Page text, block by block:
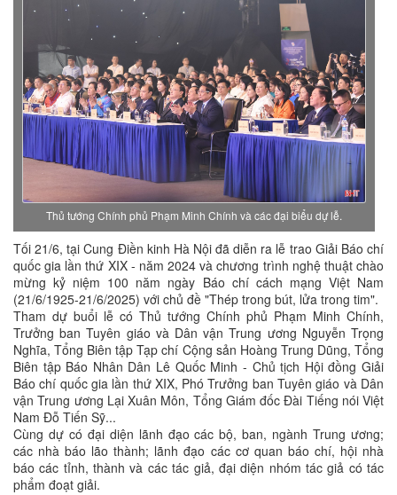
Thủ tướng Chính phủ Phạm Minh Chính và các đại biểu dự lễ.
Tối 21/6, tại Cung Điền kinh Hà Nội đã diễn ra lễ trao Giải Báo chí
quốc gia lần thứ XIX - năm 2024 và chương trình nghệ thuật chào
mừng kỷ niệm 100 năm ngày Báo chí cách mạng Việt Nam
(21/6/1925-21/6/2025) với chủ đề "Thép trong bút, lửa trong tim".
Tham dự buổi lễ có Thủ tướng Chính phủ Phạm Minh Chính,
Trưởng ban Tuyên giáo và Dân vận Trung ương Nguyễn Trọng
Nghĩa, Tổng Biên tập Tạp chí Cộng sản Hoàng Trung Dũng, Tổng
Biên tập Báo Nhân Dân Lê Quốc Minh - Chủ tịch Hội đồng Giải
Báo chí quốc gia lần thứ XIX, Phó Trưởng ban Tuyên giáo và Dân
vận Trung ương Lại Xuân Môn, Tổng Giám đốc Đài Tiếng nói Việt
Nam Đỗ Tiến Sỹ...
Cùng dự có đại diện lãnh đạo các bộ, ban, ngành Trung ương;
các nhà báo lão thành; lãnh đạo các cơ quan báo chí, hội nhà
báo các tỉnh, thành và các tác giả, đại diện nhóm tác giả có tác
phẩm đoạt giải.